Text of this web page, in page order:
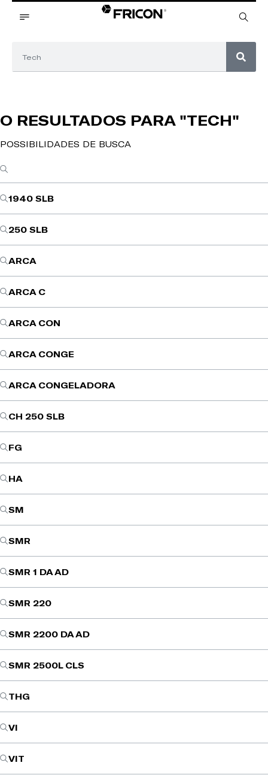
O RESULTADOS PARA "TECH"
POSSIBILIDADES DE BUSCA
1940 SLB
250 SLB
ARCA
ARCA C
ARCA CON
ARCA CONGE
ARCA CONGELADORA
CH 250 SLB
FG
HA
SM
SMR
SMR 1 DA AD
SMR 220
SMR 2200 DA AD
SMR 2500L CLS
THG
VI
VIT